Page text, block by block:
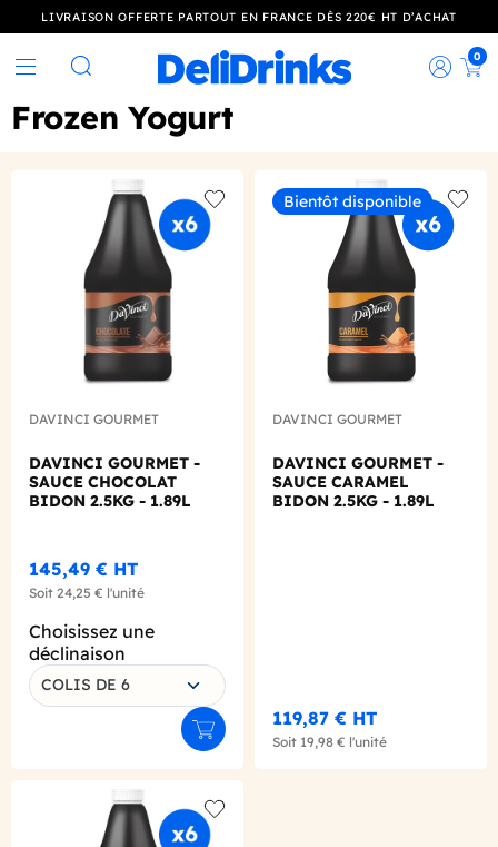
LIVRAISON OFFERTE PARTOUT EN FRANCE DÈS 220€ HT D’ACHAT
Rechercher
0
Frozen Yogurt
Add to wishlist
DAVINCI GOURMET
DAVINCI GOURMET -
SAUCE CHOCOLAT
BIDON 2.5KG - 1.89L
145,49 € HT
Soit 24,25 € l'unité
Choisissez une
déclinaison
COLIS DE 6
Ajouter au panier
Bientôt disponible
Add
DAVINCI GOURMET
DAVINCI GOURMET -
SAUCE CARAMEL
BIDON 2.5KG - 1.89L
119,87 € HT
Soit 19,98 € l'unité
Add to wishlist